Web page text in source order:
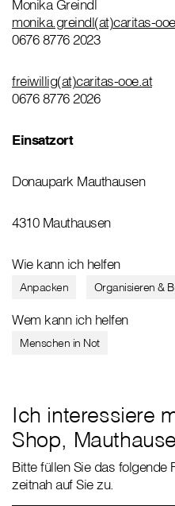
Monika Greindl
monika.greindl(at)caritas-
0676 8776 2023
freiwillig(at)caritas-ooe.at
0676 8776 2026
Einsatzort
Donaupark Mauthausen
4310 Mauthausen
Wie kann ich helfen
Anpacken Organisieren &
Wem kann ich helfen
Menschen in Not
Ich interessiere
Shop,
Bitte füllen Sie das folgende
zeitnah auf Sie zu.